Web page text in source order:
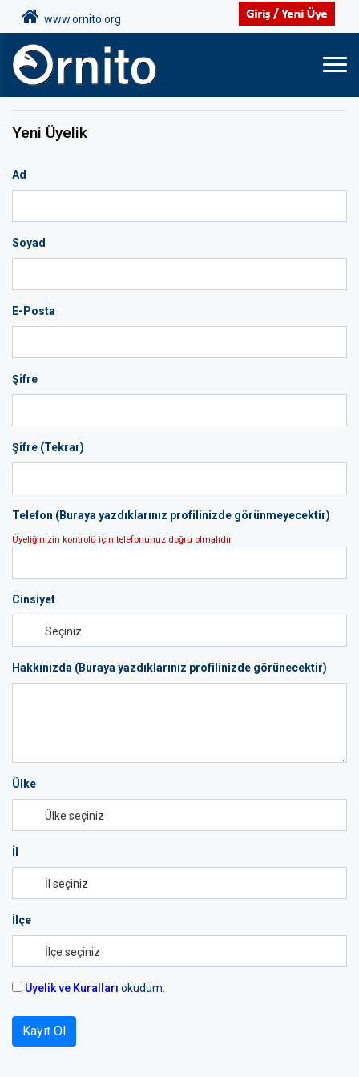
www.ornito.org
Yeni Üyelik
Ad
Soyad
E-Posta
Şifre
Şifre (Tekrar)
Telefon (Buraya yazdıklarınız profilinizde görünmeyecektir)
Üyeliğinizin kontrolü için telefonunuz doğru olmalıdır.
Cinsiyet
Hakkınızda (Buraya yazdıklarınız profilinizde görünecektir)
Ülke
İl
İlçe
Üyelik ve Kuralları okudum.
Kayıt Ol